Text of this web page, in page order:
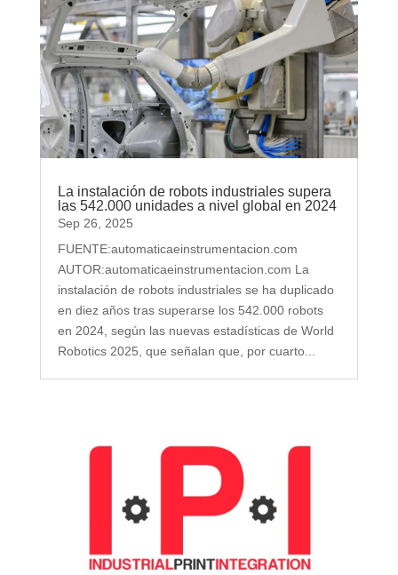
La instalación de robots industriales supera
las 542.000 unidades a nivel global en 2024
Sep 26, 2025
FUENTE:automaticaeinstrumentacion.com
AUTOR:automaticaeinstrumentacion.com La
instalación de robots industriales se ha duplicado
en diez años tras superarse los 542.000 robots
en 2024, según las nuevas estadísticas de World
Robotics 2025, que señalan que, por cuarto...